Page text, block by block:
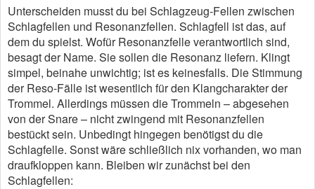
Unterscheiden musst du bei Schlagzeug-Fellen zwischen
Schlagfellen und Resonanzfellen. Schlagfell ist das, auf
dem du spielst. Wofür Resonanzfelle verantwortlich sind,
besagt der Name. Sie sollen die Resonanz liefern. Klingt
simpel, beinahe unwichtig; ist es keinesfalls. Die Stimmung
der Reso-Fälle ist wesentlich für den Klangcharakter der
Trommel. Allerdings müssen die Trommeln – abgesehen
von der Snare – nicht zwingend mit Resonanzfellen
bestückt sein. Unbedingt hingegen benötigst du die
Schlagfelle. Sonst wäre schließlich nix vorhanden, wo man
draufkloppen kann. Bleiben wir zunächst bei den
Schlagfellen: